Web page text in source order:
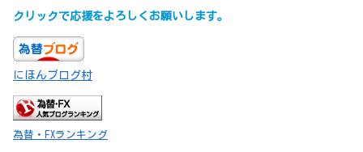
クリックで応援をよろしくお願いします。
にほんブログ村
為替・FXランキング